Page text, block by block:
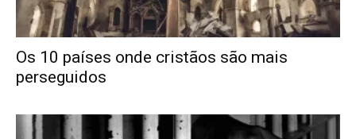
Os 10 países onde cristãos são mais
perseguidos